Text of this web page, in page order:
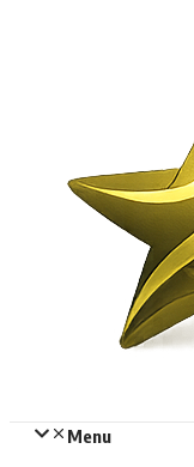
Menu